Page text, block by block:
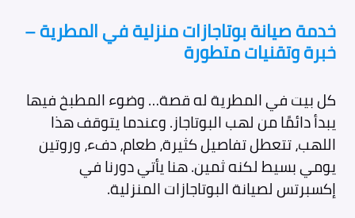
خدمة صيانة بوتاجازات منزلية في المطرية –
خبرة وتقنيات متطورة
كل بيت في المطرية له قصة… وضوء المطبخ فيها
يبدأ دائمًا من لهب البوتاجاز. وعندما يتوقف هذا
اللهب، تتعطل تفاصيل كثيرة، طعام، دفء، وروتين
يومي بسيط لكنه ثمين. هنا يأتي دورنا في
إكسبرتس لصيانة البوتاجازات المنزلية.